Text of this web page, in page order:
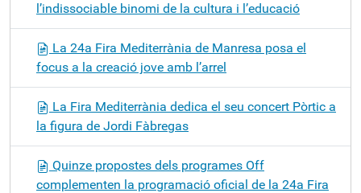
l’indissociable binomi de la cultura i l’educació
La 24a Fira Mediterrània de Manresa posa el
focus a la creació jove amb l’arrel
La Fira Mediterrània dedica el seu concert Pòrtic a
la figura de Jordi Fàbregas
Quinze propostes dels programes Off
complementen la programació oficial de la 24a Fira